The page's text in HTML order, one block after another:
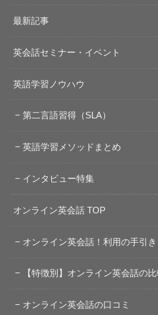
最新記事
英会話セミナー・イベント
英語学習ノウハウ
第二言語習得（SLA）
英語学習メソッドまとめ
インタビュー特集
オンライン英会話 TOP
オンライン英会話！利用の手引き
【特徴別】オンライン英会話の
オンライン英会話の口コミ